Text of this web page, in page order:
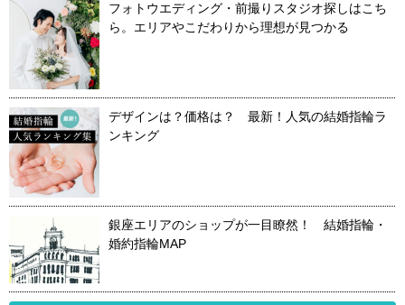
フォトウエディング・前撮りスタジオ探しはこち
ら。エリアやこだわりから理想が見つかる
デザインは？価格は？ 最新！人気の結婚指輪ラ
ンキング
銀座エリアのショップが一目瞭然！ 結婚指輪・
婚約指輪MAP